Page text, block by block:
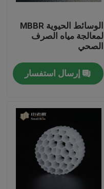
الوسائط الحيوية MBBR
لمعالجة مياه الصرف
الصحي
إرسال استفسار